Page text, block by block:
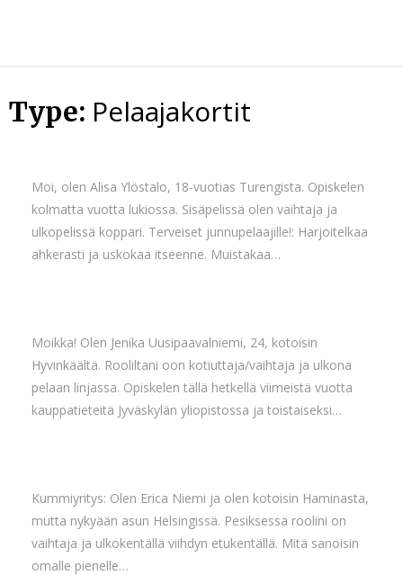
Type: Pelaajakortit
Moi, olen Alisa Ylöstalo, 18-vuotias Turengista. Opiskelen
kolmatta vuotta lukiossa. Sisäpelissä olen vaihtaja ja
ulkopelissä koppari. Terveiset junnupelaajille!: Harjoitelkaa
ahkerasti ja uskokaa itseenne. Muistakaa…
Moikka! Olen Jenika Uusipaavalniemi, 24, kotoisin
Hyvinkäältä. Rooliltani oon kotiuttaja/vaihtaja ja ulkona
pelaan linjassa. Opiskelen tällä hetkellä viimeistä vuotta
kauppatieteitä Jyväskylän yliopistossa ja toistaiseksi…
Kummiyritys: Olen Erica Niemi ja olen kotoisin Haminasta,
mutta nykyään asun Helsingissä. Pesiksessä roolini on
vaihtaja ja ulkokentällä viihdyn etukentällä. Mitä sanoisin
omalle pienelle…